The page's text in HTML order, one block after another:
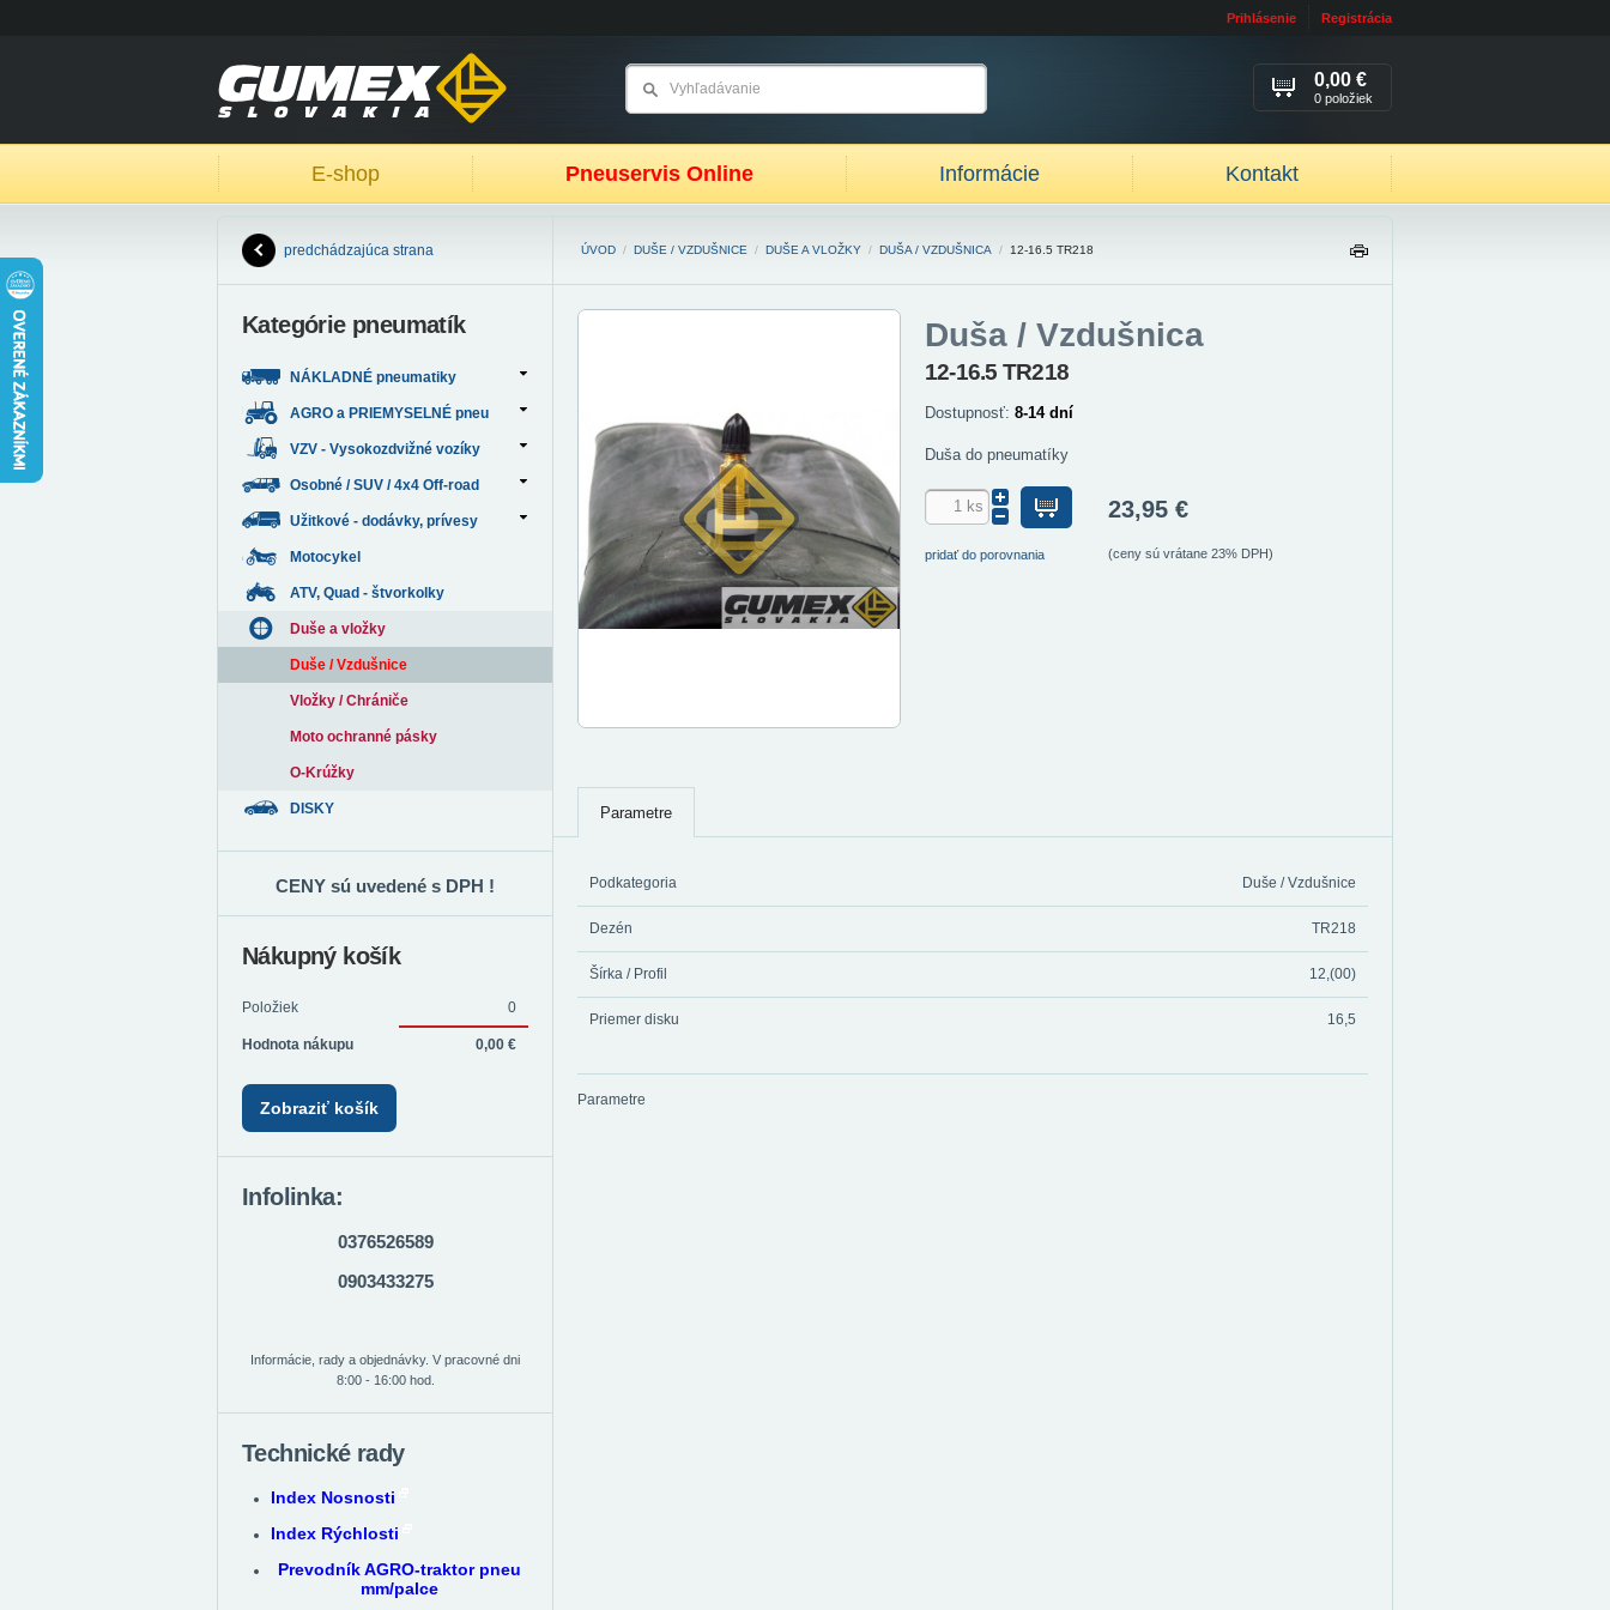
Prihlásenie Registrácia
E-shop Pneuservis Online Informácie Kontakt
0,00 €
0 položiek
ÚVOD / DUŠE / VZDUŠNICE / DUŠE A VLOŽKY / DUŠA / VZDUŠNICA /
12-16.5 TR218
IŤ
Duša / Vzdušnica
12-16.5 TR218
Dostupnosť: 8-14 dní
Duša do pneumatíky
pridať do porovnania
23,95 €
(ceny sú vrátane 23% DPH)
Parametre
Podkategoria Duše / Vzdušnice
Dezén TR218
Šírka / Profil 12,(00)
Priemer disku 16,5
Parametre
predchádzajúca strana
Kategórie pneumatík
NÁKLADNÉ pneumatiky
AGRO a PRIEMYSELNÉ pneu
VZV - Vysokozdvižné vozíky
Osobné / SUV / 4x4 Off-road
Užitkové - dodávky, prívesy
Motocykel
ATV, Quad - štvorkolky
Duše a vložky
Duše / Vzdušnice
Vložky / Chrániče
Moto ochranné pásky
O-Krúžky
DISKY
CENY sú uvedené s DPH !
Nákupný košík
Položiek 0
Hodnota nákupu 0,00 €
Zobraziť košík
Infolinka:
0376526589
0903433275
Informácie, rady a objednávky. V pracovné dni
8:00 - 16:00 hod.
Technické rady
Index Nosnosti
Index Rýchlosti
Prevodník AGRO-traktor pneu
mm/palce